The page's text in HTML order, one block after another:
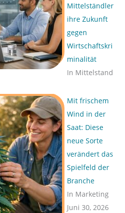
Mittelständler
ihre Zukunft
gegen
Wirtschaftskri
minalität
In Mittelstand
Mit frischem
Wind in der
Saat: Diese
neue Sorte
verändert das
Spielfeld der
Branche
In Marketing
Juni 30, 2026